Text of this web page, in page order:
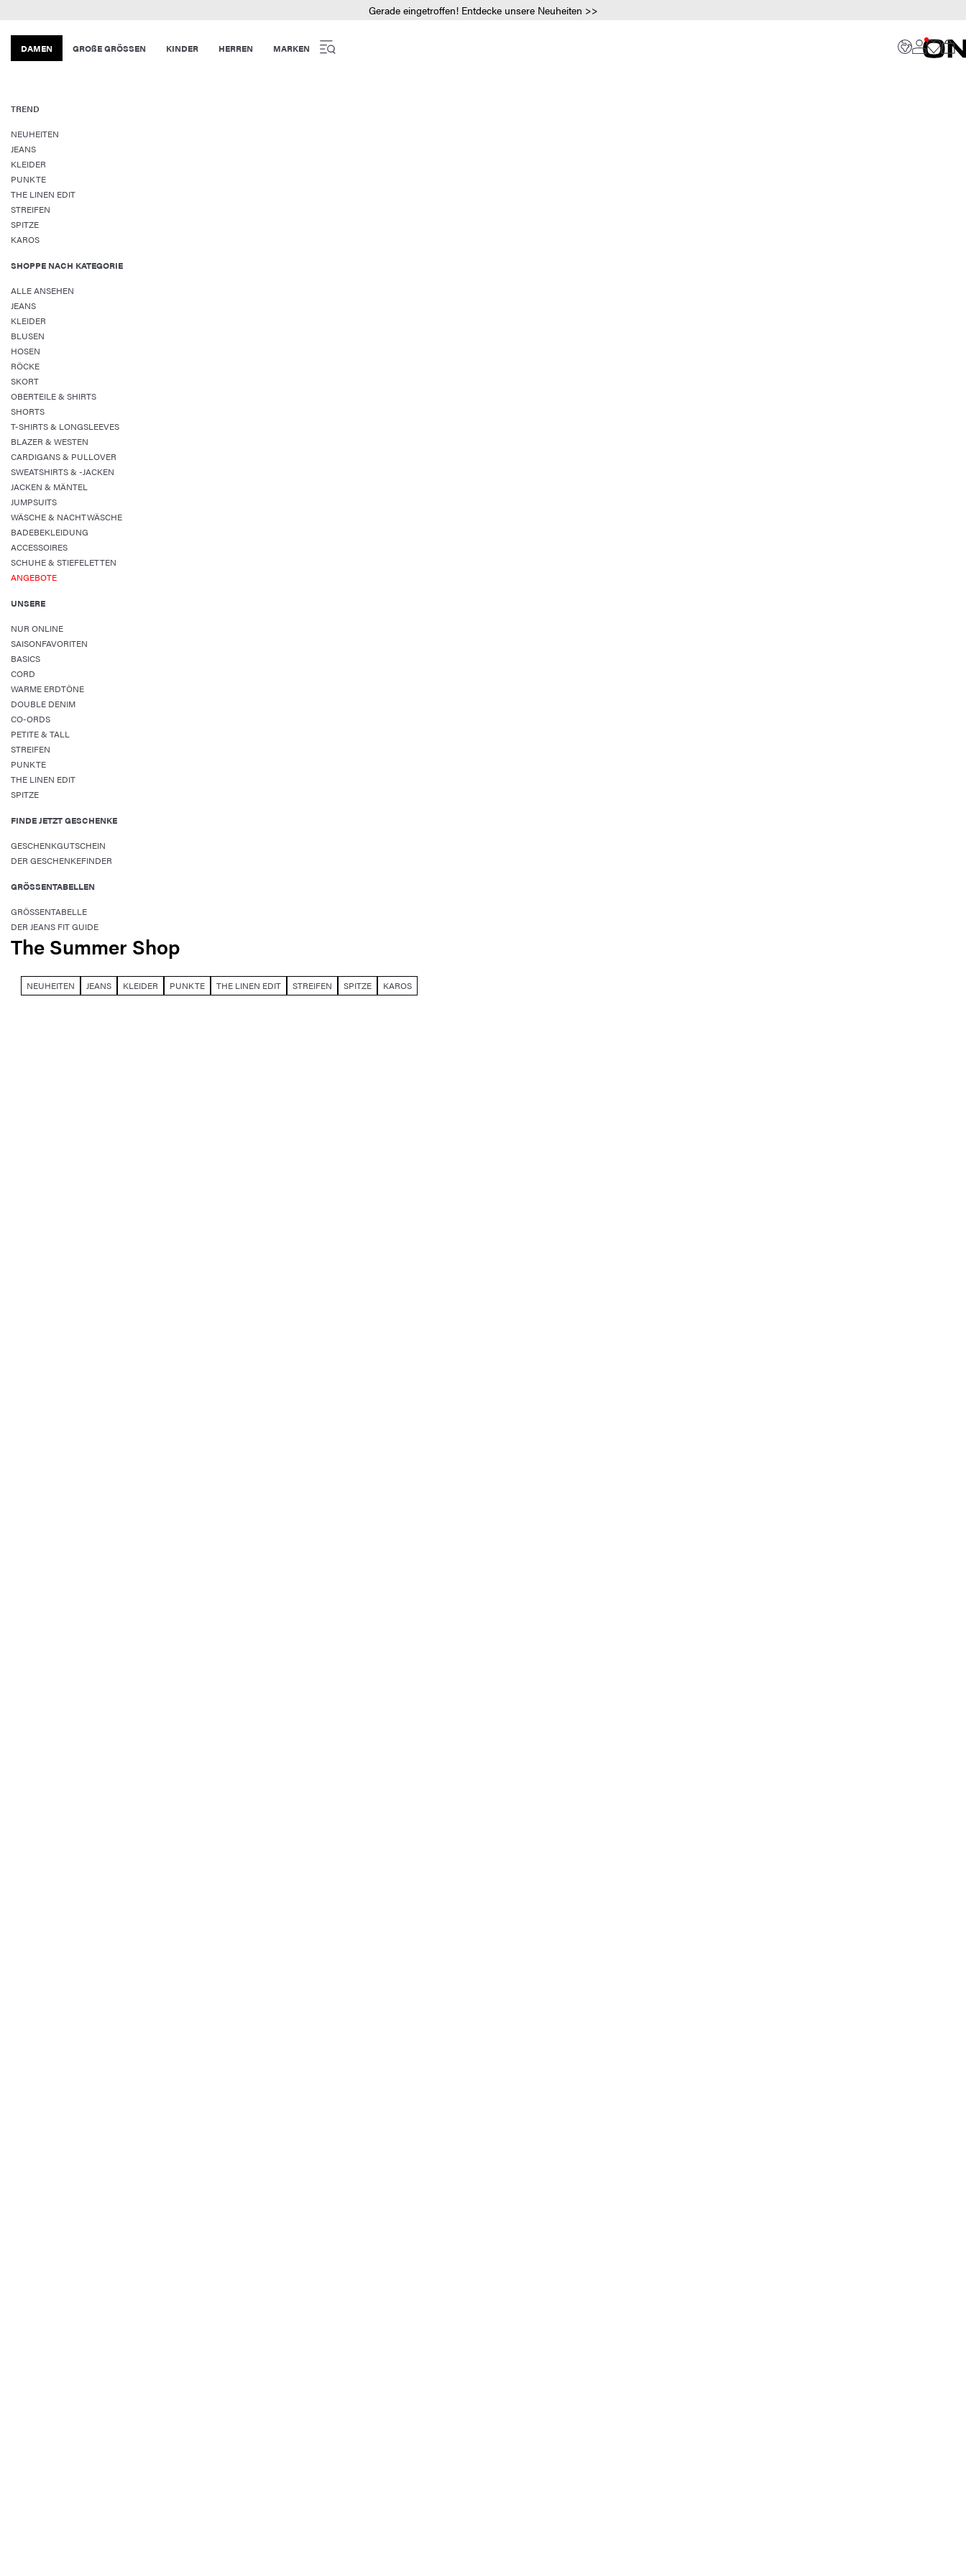
Gerade eingetroffen! Entdecke unsere Neuheiten >>
DAMEN GROßE GRÖSSEN KINDER HERREN MARKEN
TREND
NEUHEITEN
JEANS
KLEIDER
PUNKTE
THE LINEN EDIT
STREIFEN
SPITZE
KAROS
SHOPPE NACH KATEGORIE
ALLE ANSEHEN
JEANS
KLEIDER
BLUSEN
HOSEN
RÖCKE
SKORT
OBERTEILE & SHIRTS
SHORTS
T-SHIRTS & LONGSLEEVES
BLAZER & WESTEN
CARDIGANS & PULLOVER
SWEATSHIRTS & -JACKEN
JACKEN & MÄNTEL
JUMPSUITS
WÄSCHE & NACHTWÄSCHE
BADEBEKLEIDUNG
ACCESSOIRES
SCHUHE & STIEFELETTEN
ANGEBOTE
UNSERE
NUR ONLINE
SAISONFAVORITEN
BASICS
CORD
WARME ERDTÖNE
DOUBLE DENIM
CO-ORDS
PETITE & TALL
STREIFEN
PUNKTE
THE LINEN EDIT
SPITZE
FINDE JETZT GESCHENKE
GESCHENKGUTSCHEIN
DER GESCHENKEFINDER
GRÖSSENTABELLEN
GRÖSSENTABELLE
DER JEANS FIT GUIDE
The Summer Shop
NEUHEITEN JEANS KLEIDER PUNKTE THE LINEN EDIT STREIFEN SPITZE KAROS